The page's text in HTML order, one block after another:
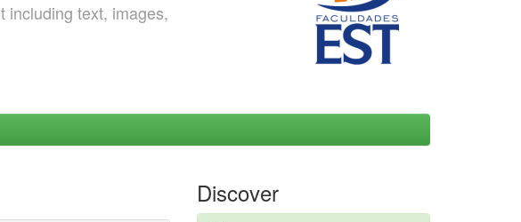
including text, images,
Discover